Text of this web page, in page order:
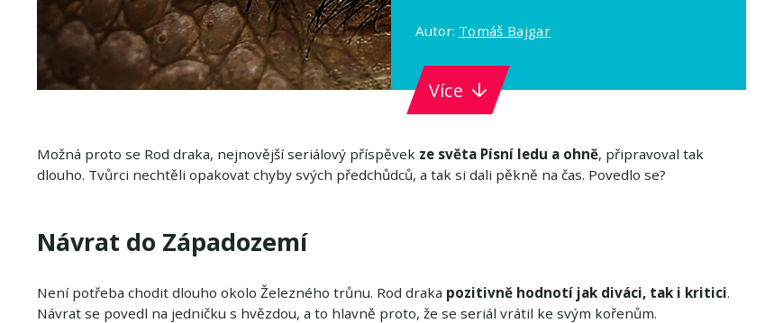
Autor: Tomáš Bajgar
Více
Možná proto se Rod draka, nejnovější seriálový příspěvek ze světa Písní ledu a ohně, připravoval tak
dlouho. Tvůrci nechtěli opakovat chyby svých předchůdců, a tak si dali pěkně na čas. Povedlo se?
Návrat do Západozemí
Není potřeba chodit dlouho okolo Železného trůnu. Rod draka pozitivně hodnotí jak diváci, tak i kritici.
Návrat se povedl na jedničku s hvězdou, a to hlavně proto, že se seriál vrátil ke svým kořenům.